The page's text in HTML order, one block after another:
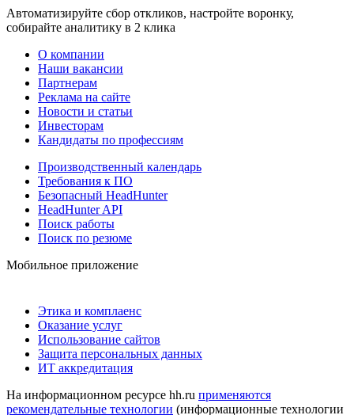
Автоматизируйте сбор откликов, настройте воронку,
собирайте аналитику в 2 клика
О компании
Наши вакансии
Партнерам
Реклама на сайте
Новости и статьи
Инвесторам
Кандидаты по профессиям
Производственный календарь
Требования к ПО
Безопасный HeadHunter
HeadHunter API
Поиск работы
Поиск по резюме
Мобильное приложение
Этика и комплаенс
Оказание услуг
Использование сайтов
Защита персональных данных
ИТ аккредитация
На информационном ресурсе hh.ru применяются
рекомендательные технологии (информационные технологии